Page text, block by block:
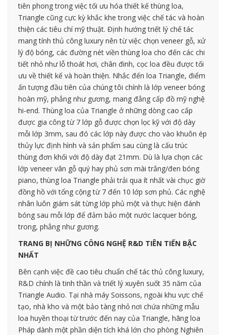
tiên phong trong việc tối ưu hóa thiết kế thùng loa,
Triangle cũng cực kỳ khắc khe trong việc chế tác và hoàn
thiện các tiêu chí mỹ thuật. Định hướng triết lý chế tác
mang tính thủ công luxury nên từ việc chọn veneer gỗ, xử
lý độ bóng, các đường nét viền thùng loa cho đến các chi
tiết nhỏ như lỗ thoát hơi, chân đinh, cọc loa đều được tối
ưu về thiết kế và hoàn thiện. Nhắc đến loa Triangle, điểm
ấn tượng đầu tiên của chúng tôi chính là lớp veneer bóng
hoàn mỹ, phẳng như gương, mang đẳng cấp đồ mỹ nghệ
hi-end. Thùng loa của Triangle ở những dòng cao cấp
được gia công từ 7 lớp gỗ được chọn lọc kỹ với độ dày
mỗi lớp 3mm, sau đó các lớp này được cho vào khuôn ép
thủy lực định hình và sản phẩm sau cùng là cấu trúc
thùng đơn khối với độ dày đạt 21mm. Dù là lựa chọn các
lớp veneer vân gỗ quý hay phủ sơn mài trắng/đen bóng
piano, thùng loa Triangle phải trải qua ít nhất vài chục giờ
đồng hồ với tổng cộng từ 7 đến 10 lớp sơn phủ. Các nghệ
nhân luôn giám sát từng lớp phủ một và thực hiện đánh
bóng sau mỗi lớp để đảm bảo một nước lacquer bóng,
trong, phẳng như gương.
TRANG BỊ NHỮNG CÔNG NGHỆ R&D TIÊN TIẾN BẬC
NHẤT
Bên cạnh việc đề cao tiêu chuẩn chế tác thủ công luxury,
R&D chính là tinh thần và triết lý xuyên suốt 35 năm của
Triangle Audio. Tại nhà máy Soissons, ngoài khu vực chế
tạo, nhà kho và một bảo tàng nhỏ nơi chứa những mẫu
loa huyền thoại từ trước đến nay của Triangle, hãng loa
Pháp dành một phần diện tích khá lớn cho phòng Nghiên